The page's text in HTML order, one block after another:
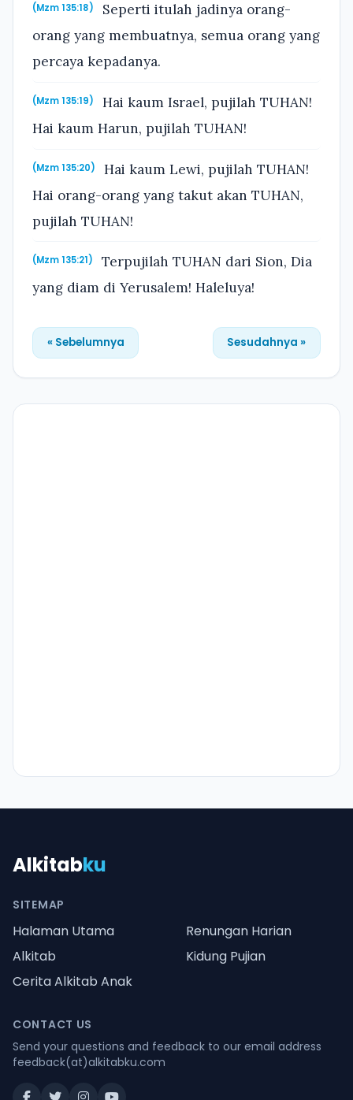
(Mzm 135:18)
Seperti itulah jadinya orang-
orang yang membuatnya, semua orang yang
percaya kepadanya.
(Mzm 135:19)
Hai kaum Israel, pujilah TUHAN!
Hai kaum Harun, pujilah TUHAN!
(Mzm 135:20)
Hai kaum Lewi, pujilah TUHAN!
Hai orang-orang yang takut akan TUHAN,
pujilah TUHAN!
(Mzm 135:21)
Terpujilah TUHAN dari Sion, Dia
yang diam di Yerusalem! Haleluya!
« Sebelumnya Sesudahnya »
Alkitabku
SITEMAP
Halaman Utama
Renungan Harian
Alkitab
Kidung Pujian
Cerita Alkitab Anak
CONTACT US
Send your questions and feedback to our email address
feedback(at)alkitabku.com